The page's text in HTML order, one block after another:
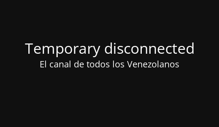
Temporary disconnected
El canal de todos los Venezolanos